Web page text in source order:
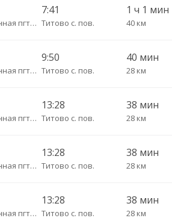
Промышленная пгт АС
7:41
Титово с. пов.
1 ч 1 мин
40 км
Промышленная пгт АС
9:50
Титово с. пов.
40 мин
28 км
Промышленная пгт АС
13:28
Титово с. пов.
38 мин
28 км
Промышленная пгт АС
13:28
Титово с. пов.
38 мин
28 км
Промышленная пгт АС
13:28
Титово с. пов.
38 мин
28 км